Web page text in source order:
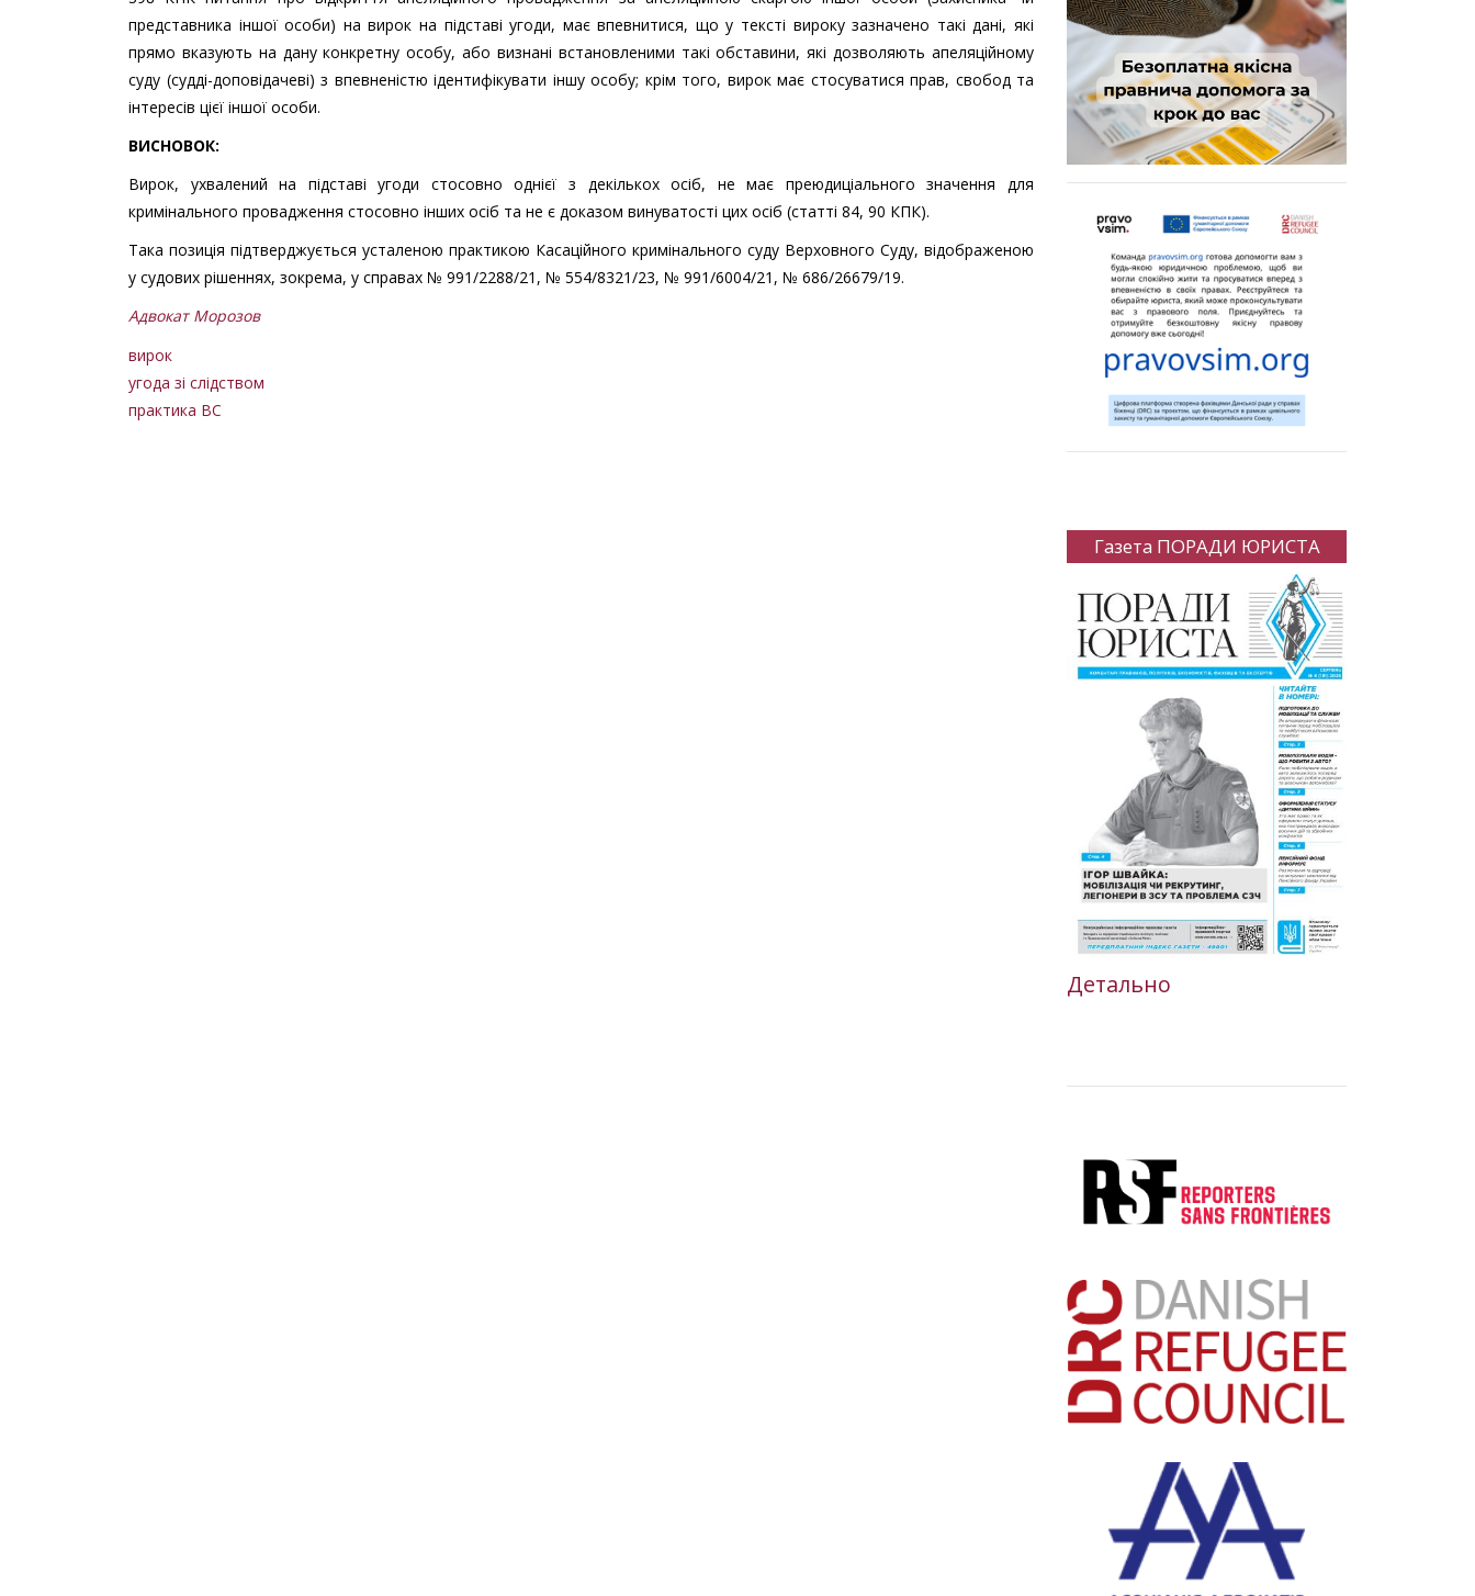
представника іншої особи) на вирок на підставі угоди, має впевнитися, що у тексті вироку зазначено такі дані, які
прямо вказують на дану конкретну особу, або визнані встановленими такі обставини, які дозволяють апеляційному
суду (судді-доповідачеві) з впевненістю ідентифікувати іншу особу; крім того, вирок має стосуватися прав, свобод та
інтересів цієї іншої особи.
ВИСНОВОК:
Вирок, ухвалений на підставі угоди стосовно однієї з декількох осіб, не має преюдиціального значення для
кримінального провадження стосовно інших осіб та не є доказом винуватості цих осіб (статті 84, 90 КПК).
Така позиція підтверджується усталеною практикою Касаційного кримінального суду Верховного Суду, відображеною
у судових рішеннях, зокрема, у справах № 991/2288/21, № 554/8321/23, № 991/6004/21, № 686/26679/19.
Адвокат Морозов
вирок
угода зі слідством
практика ВС
Газета ПОРАДИ ЮРИСТА
Детально